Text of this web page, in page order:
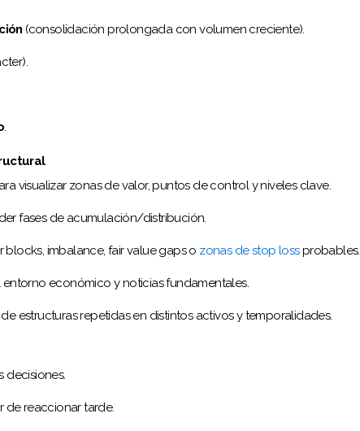
(consolidación prolongada con volumen creciente).
.
visualizar zonas de valor, puntos de control y niveles clave.
fases de acumulación/distribución.
blocks, imbalance, fair value gaps o zonas de stop lossprobables.
entorno económico y noticias fundamentales.
estructuras repetidas en distintos activos y temporalidades.
decisiones.
de reaccionar tarde.